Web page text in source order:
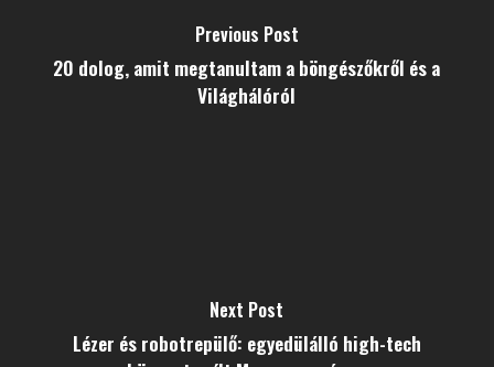
Previous Post
20 dolog, amit megtanultam a böngészőkről és a
Világhálóról
Next Post
Lézer és robotrepülő: egyedülálló high-tech